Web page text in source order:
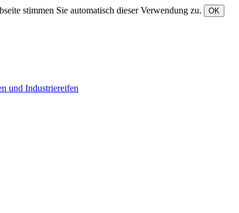
stimmen Sie automatisch dieser Verwendung zu.